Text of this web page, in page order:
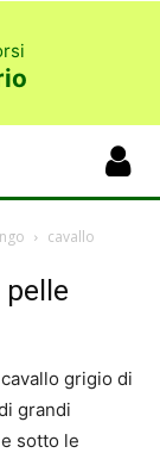
cavallo
grigio di
grandi
sotto le